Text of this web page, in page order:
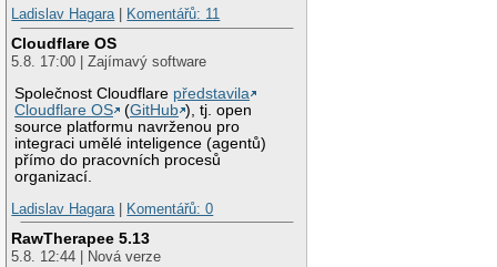
Ladislav Hagara| Komentářů: 11
Cloudflare OS
5.8. 17:00 | Zajímavý software
Společnost Cloudflare představila
Cloudflare OS
(GitHub ), tj. open
source platformu navrženou pro
integraci umělé inteligence (agentů)
přímo do pracovních procesů
organizací.
Ladislav Hagara| Komentářů: 0
RawTherapee 5.13
5.8. 12:44 | Nová verze